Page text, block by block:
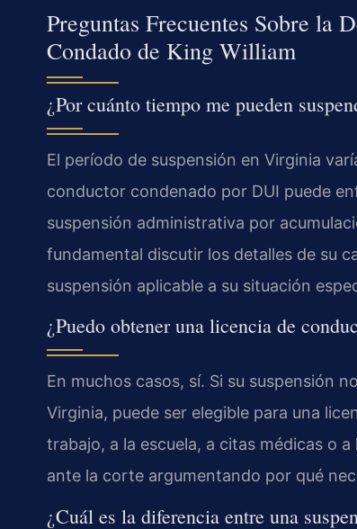
Preguntas Frecuentes Sobre la
Condado de King William
¿Por cuánto tiempo me pueden
El período de suspensión en Virginia
conductor condenado por DUI puede
suspensión administrativa por
fundamental discutir los detalles de su
suspensión aplicable a su situación
¿Puedo obtener una licencia de
En muchos casos, sí. Si su suspensión
Virginia, puede ser elegible para una
trabajo, a la escuela, a citas médicas o
ante la corte argumentando por qué
¿Cuál es la diferencia entre una